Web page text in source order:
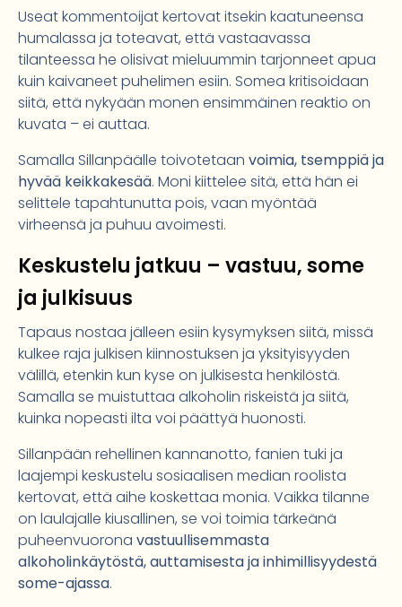
Useat kommentoijat kertovat itsekin kaatuneensa
humalassa ja toteavat, että vastaavassa
tilanteessa he olisivat mieluummin tarjonneet apua
kuin kaivaneet puhelimen esiin. Somea kritisoidaan
siitä, että nykyään monen ensimmäinen reaktio on
kuvata – ei auttaa.
Samalla Sillanpäälle toivotetaan voimia, tsemppiä ja
hyvää keikkakesää. Moni kiittelee sitä, että hän ei
selittele tapahtunutta pois, vaan myöntää
virheensä ja puhuu avoimesti.
Keskustelu jatkuu – vastuu, some
ja julkisuus
Tapaus nostaa jälleen esiin kysymyksen siitä, missä
kulkee raja julkisen kiinnostuksen ja yksityisyyden
välillä, etenkin kun kyse on julkisesta henkilöstä.
Samalla se muistuttaa alkoholin riskeistä ja siitä,
kuinka nopeasti ilta voi päättyä huonosti.
Sillanpään rehellinen kannanotto, fanien tuki ja
laajempi keskustelu sosiaalisen median roolista
kertovat, että aihe koskettaa monia. Vaikka tilanne
on laulajalle kiusallinen, se voi toimia tärkeänä
puheenvuorona vastuullisemmasta
alkoholinkäytöstä, auttamisesta ja inhimillisyydestä
some-ajassa.